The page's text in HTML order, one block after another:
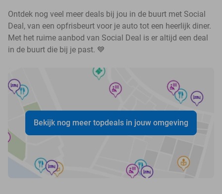
Ontdek nog veel meer deals bij jou in de buurt met Social
Deal, van een opfrisbeurt voor je auto tot een heerlijk diner.
Met het ruime aanbod van Social Deal is er altijd een deal
in de buurt die bij je past. 💙
Bekijk nog meer topdeals in jouw omgeving